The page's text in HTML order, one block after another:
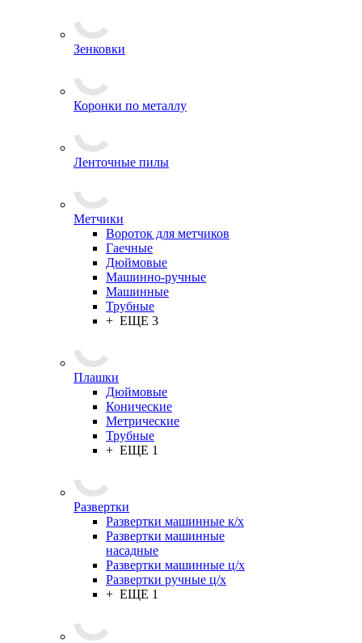
Зенковки
Коронки по металлу
Ленточные пилы
Метчики
Вороток для метчиков
Гаечные
Дюймовые
Машинно-ручные
Машинные
Трубные
+ ЕЩЕ 3
Плашки
Дюймовые
Конические
Метрические
Трубные
+ ЕЩЕ 1
Развертки
Развертки машинные к/х
Развертки машинные
насадные
Развертки машинные ц/х
Развертки ручные ц/х
+ ЕЩЕ 1